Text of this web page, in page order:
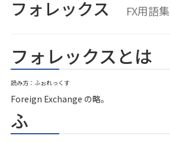
フォレックス FX用語集
フォレックスとは
読み方：ふぉれっくす
Foreign Exchange の略。
ふ